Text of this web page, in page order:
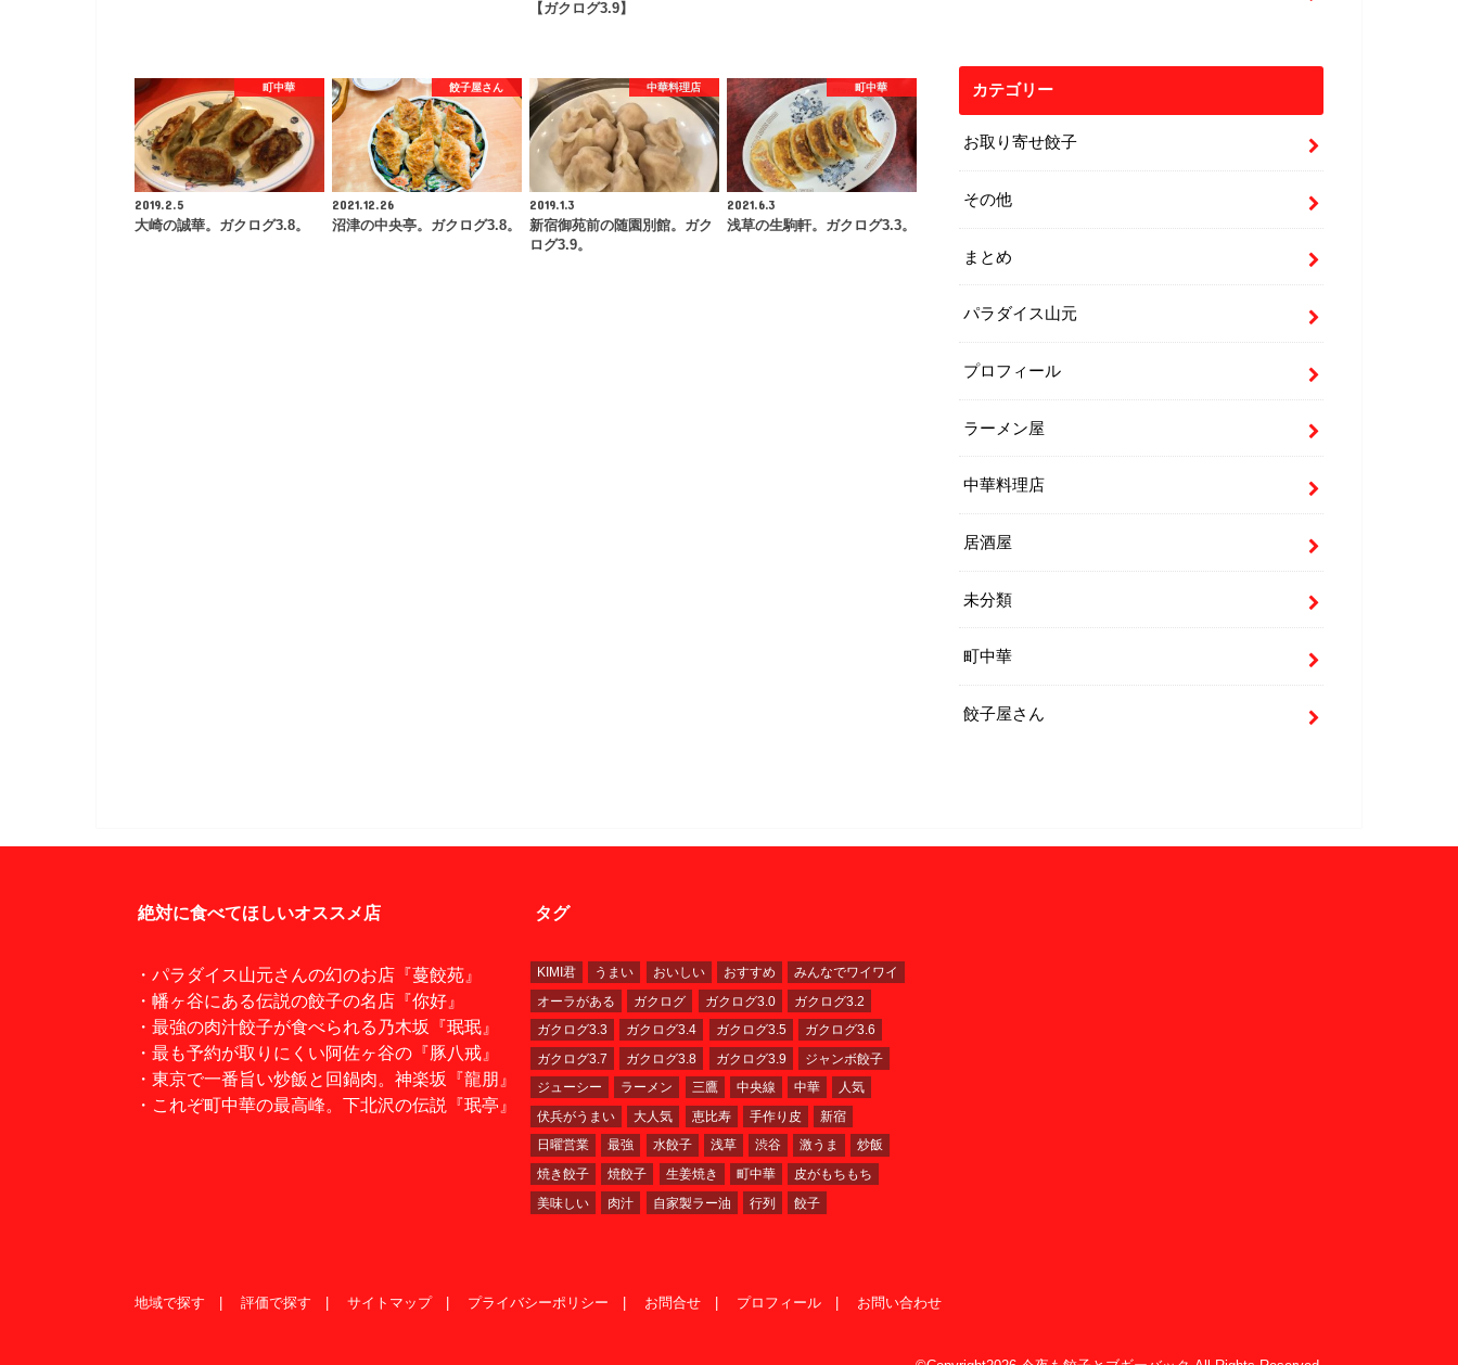
【ガクログ3.9】
町中華
2019.2.5
大崎の誠華。ガクログ3.8。
餃子屋さん
2021.12.26
沼津の中央亭。ガクログ3.8。
中華料理店
2019.1.3
新宿御苑前の随園別館。ガク
ログ3.9。
町中華
2021.6.3
浅草の生駒軒。ガクログ3.3。
カテゴリー
お取り寄せ餃子
その他
まとめ
パラダイス山元
プロフィール
ラーメン屋
中華料理店
居酒屋
未分類
町中華
餃子屋さん
絶対に食べてほしいオススメ店
・パラダイス山元さんの幻のお店『蔓餃苑』
・幡ヶ谷にある伝説の餃子の名店『你好』
・最強の肉汁餃子が食べられる乃木坂『珉珉』
・最も予約が取りにくい阿佐ヶ谷の『豚八戒』
・東京で一番旨い炒飯と回鍋肉。神楽坂『龍朋』
・これぞ町中華の最高峰。下北沢の伝説『珉亭』
タグ
KIMI君 うまい おいしい おすすめ
みんなでワイワイ
オーラがある
ガクログ ガクログ3.0
ガクログ3.2
ガクログ3.3
ガクログ3.4 ガクログ3.5
ガクログ3.6
ガクログ3.7
ガクログ3.8 ガクログ3.9
ジャンボ餃子
ジューシー
ラーメン 三鷹 中央線 中華
人気
伏兵がうまい
大人気 恵比寿 手作り皮
新宿
日曜営業
最強 水餃子 浅草 渋谷 激うま
炒飯
焼き餃子
焼餃子 生姜焼き 町中華
皮がもちもち
美味しい
肉汁 自家製ラー油 行列 餃子
地域で探す 評価で探す サイトマップ プライバシーポリシー お問合せ プロフィール お問い合わせ